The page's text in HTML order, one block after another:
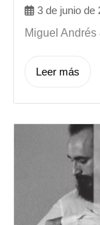
3 de junio de
Miguel
Leer más